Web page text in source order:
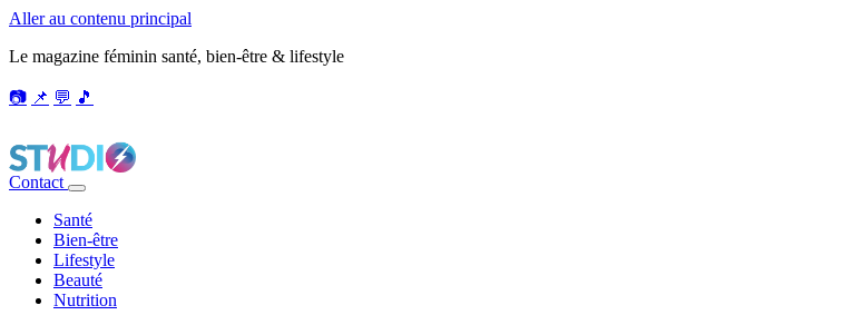
Aller au contenu principal
Le magazine féminin santé, bien-être & lifestyle
📷 📌 💬 🎵
Contact
Santé
Bien-être
Lifestyle
Beauté
Nutrition